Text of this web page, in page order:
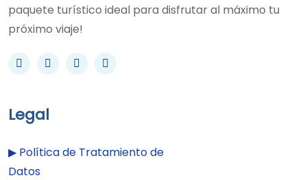
paquete turístico ideal para disfrutar al máximo tu
próximo viaje!
Legal
▶︎ Política de Tratamiento de
Datos